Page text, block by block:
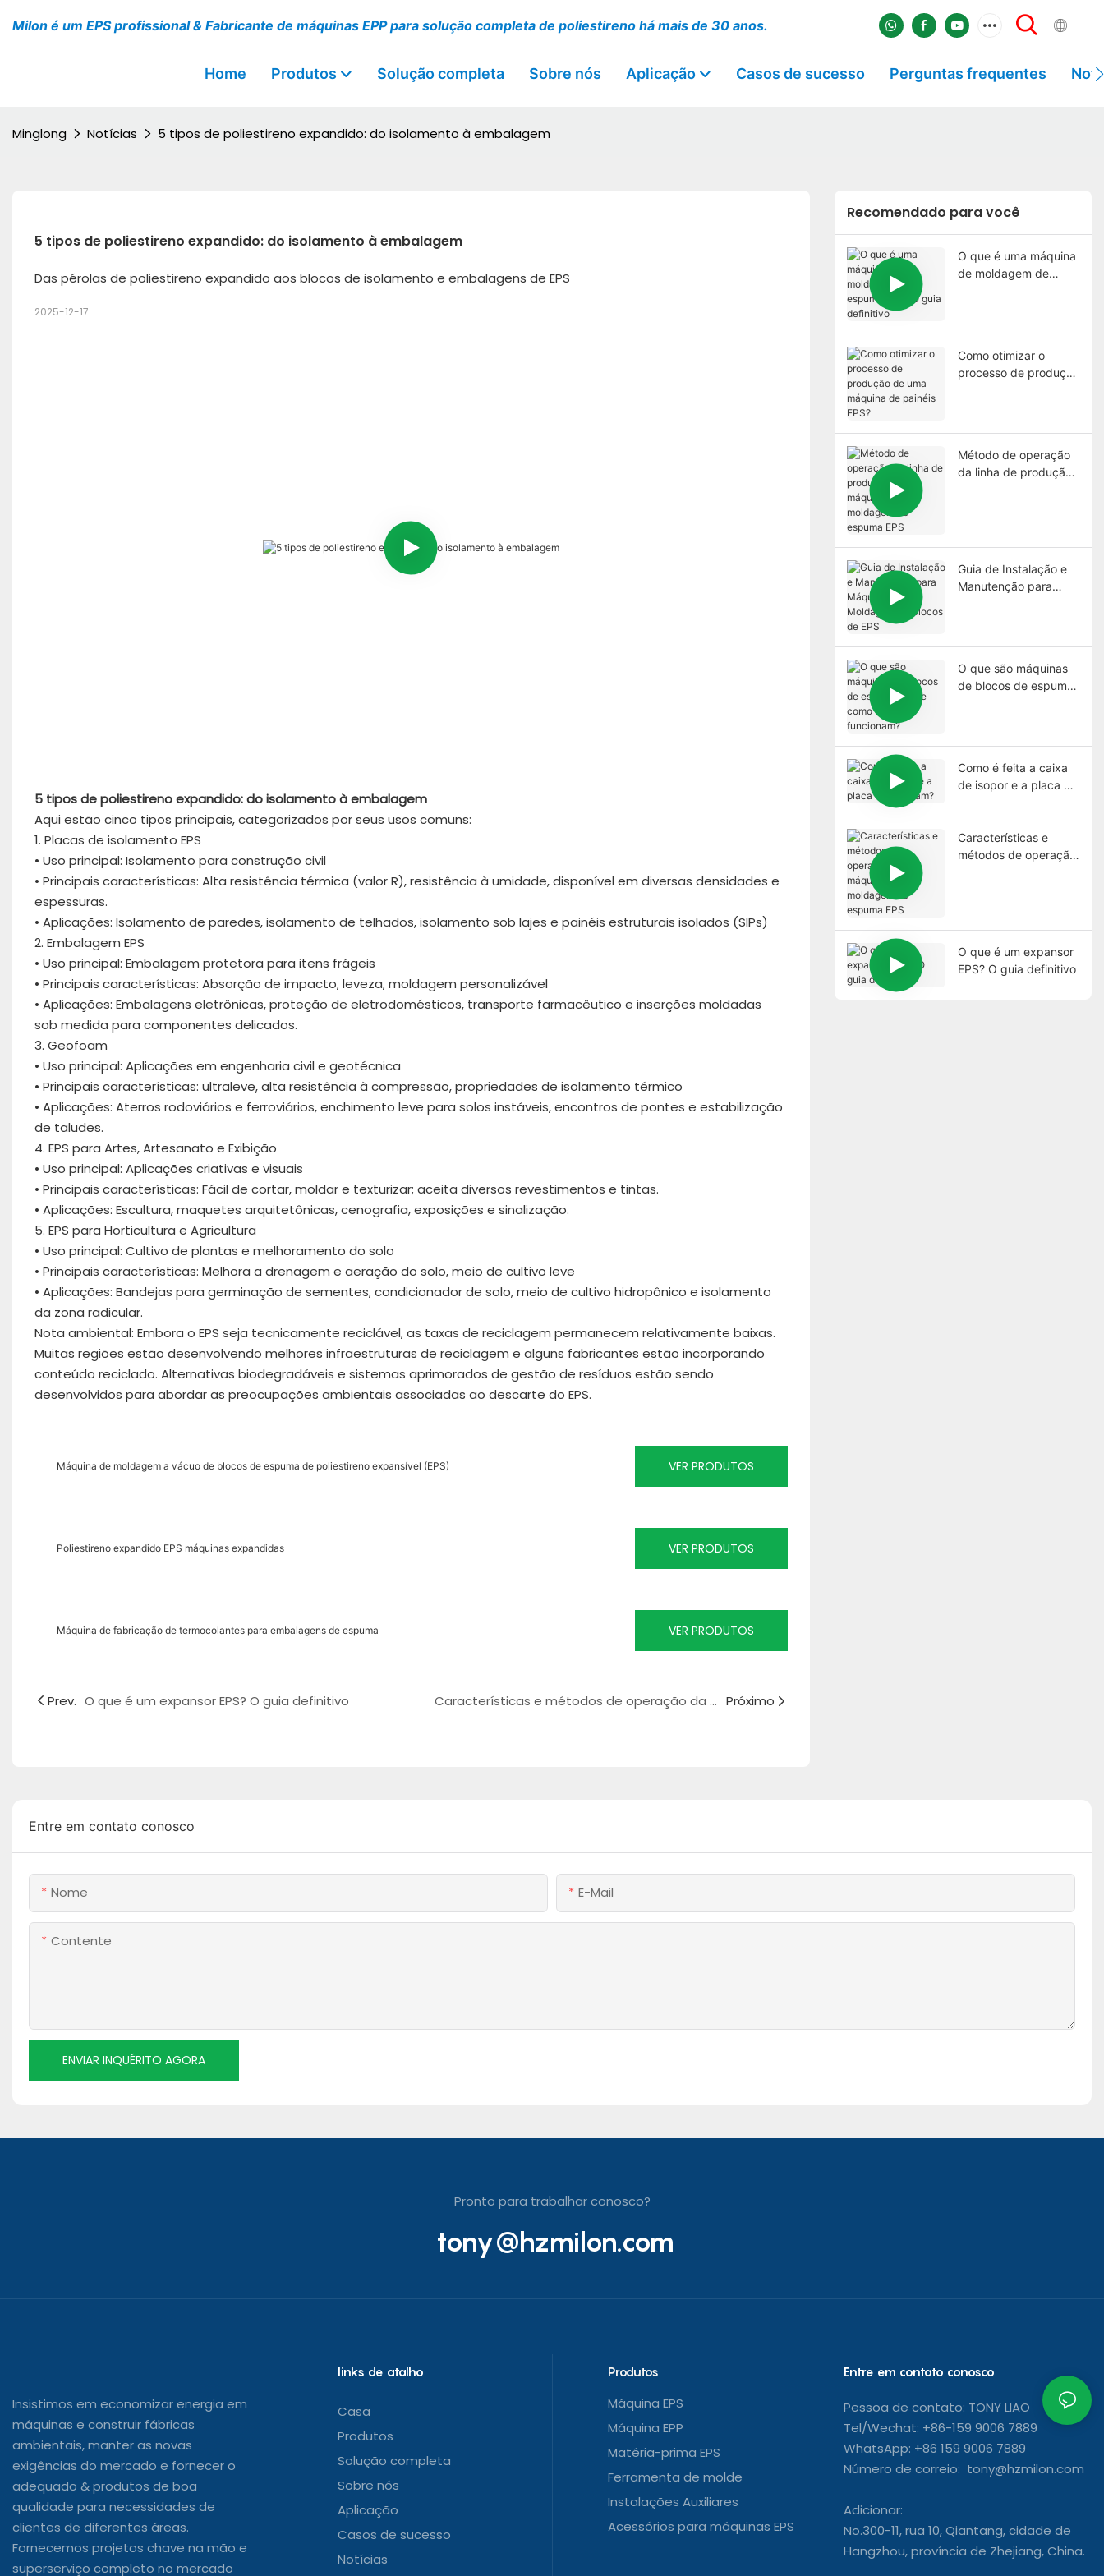
Milon é um EPS profissional & Fabricante de máquinas EPP para solução completa de poliestireno há mais de 30 anos.
Home Produtos Solução completa Sobre nós Aplicação Casos de sucesso Perguntas frequentes
Minglong Notícias 5 tipos de poliestireno expandido: do isolamento à embalagem
5 tipos de poliestireno expandido: do isolamento à embalagem
Das pérolas de poliestireno expandido aos blocos de isolamento e embalagens de EPS
2025-12-17
5 tipos de poliestireno expandido: do isolamento à embalagem
Aqui estão cinco tipos principais, categorizados por seus usos comuns:
1. Placas de isolamento EPS
• Uso principal: Isolamento para construção civil
• Principais características: Alta resistência térmica (valor R), resistência à umidade, disponível em diversas densidades e
espessuras.
• Aplicações: Isolamento de paredes, isolamento de telhados, isolamento sob lajes e painéis estruturais isolados (SIPs)
2. Embalagem EPS
• Uso principal: Embalagem protetora para itens frágeis
• Principais características: Absorção de impacto, leveza, moldagem personalizável
• Aplicações: Embalagens eletrônicas, proteção de eletrodomésticos, transporte farmacêutico e inserções moldadas
sob medida para componentes delicados.
3. Geofoam
• Uso principal: Aplicações em engenharia civil e geotécnica
• Principais características: ultraleve, alta resistência à compressão, propriedades de isolamento térmico
• Aplicações: Aterros rodoviários e ferroviários, enchimento leve para solos instáveis, encontros de pontes e estabilização
de taludes.
4. EPS para Artes, Artesanato e Exibição
• Uso principal: Aplicações criativas e visuais
• Principais características: Fácil de cortar, moldar e texturizar; aceita diversos revestimentos e tintas.
• Aplicações: Escultura, maquetes arquitetônicas, cenografia, exposições e sinalização.
5. EPS para Horticultura e Agricultura
• Uso principal: Cultivo de plantas e melhoramento do solo
• Principais características: Melhora a drenagem e aeração do solo, meio de cultivo leve
• Aplicações: Bandejas para germinação de sementes, condicionador de solo, meio de cultivo hidropônico e isolamento
da zona radicular.
Nota ambiental: Embora o EPS seja tecnicamente reciclável, as taxas de reciclagem permanecem relativamente baixas.
Muitas regiões estão desenvolvendo melhores infraestruturas de reciclagem e alguns fabricantes estão incorporando
conteúdo reciclado. Alternativas biodegradáveis ​​e sistemas aprimorados de gestão de resíduos estão sendo
desenvolvidos para abordar as preocupações ambientais associadas ao descarte do EPS.
Máquina de moldagem a vácuo de blocos de espuma de poliestireno expansível (EPS) VER PRODUTOS
Poliestireno expandido EPS máquinas expandidas VER PRODUTOS
Máquina de fabricação de termocolantes para embalagens de espuma VER PRODUTOS
Prev. O que é um expansor EPS? O guia definitivo Características e métodos de operação da máquina de moldagem de espuma EPS Próximo
Recomendado para você
O que é uma máquina
de moldagem de
Como otimizar o
processo de produção
Método de operação
da linha de produção
Guia de Instalação e
Manutenção para
O que são máquinas
de blocos de espuma
Como é feita a caixa
de isopor e a placa de
Características e
métodos de operação
O que é um expansor
EPS? O guia definitivo
Entre em contato conosco
Nome E-Mail
Contente
ENVIAR INQUÉRITO AGORA
Pronto para trabalhar conosco?
tony@hzmilon.com
Insistimos em economizar energia em
máquinas e construir fábricas
ambientais, manter as novas
exigências do mercado e fornecer o
adequado & produtos de boa
qualidade para necessidades de
clientes de diferentes áreas.
Fornecemos projetos chave na mão e
superserviço completo no mercado
links de atalho
Casa
Produtos
Solução completa
Sobre nós
Aplicação
Casos de sucesso
Notícias
Produtos
Máquina EPS
Máquina EPP
Matéria-prima EPS
Ferramenta de molde
Instalações Auxiliares
Acessórios para máquinas EPS
Entre em contato conosco
Pessoa de contato: TONY LIAO
Tel/Wechat: +86-159 9006 7889
WhatsApp: +86 159 9006 7889
Número de correio: tony@hzmilon.com
Adicionar:
No.300-11, rua 10, Qiantang, cidade de
Hangzhou, província de Zhejiang, China.